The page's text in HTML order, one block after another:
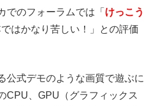
でのフォーラムでは「 けっこう
はかなり苦しい！」との評価
公式デモのような画質で遊ぶに
CPU、GPU（グラフィックス